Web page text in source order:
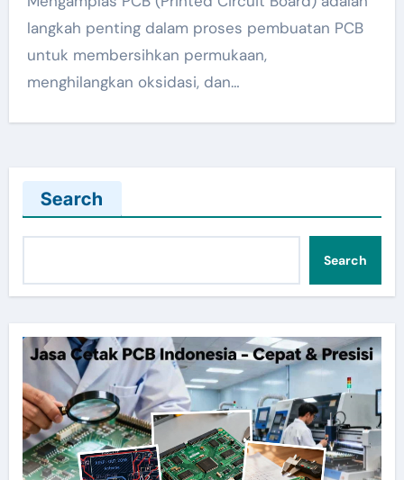
langkah penting dalam proses pembuatan PCB
untuk membersihkan permukaan,
menghilangkan oksidasi, dan…
Search
Search